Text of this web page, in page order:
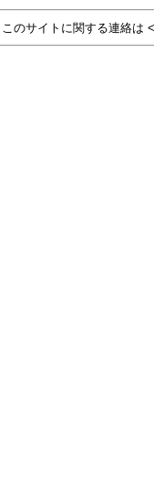
このサイトに関する連絡は